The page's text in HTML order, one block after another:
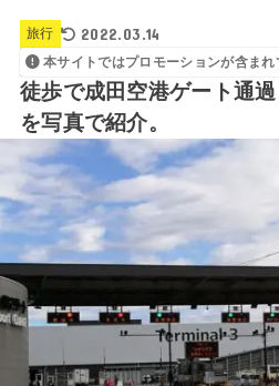
旅行 2022.03.14
本サイトではプロモーションが含まれ
徒歩で成田空港ゲート通
を写真で紹介。